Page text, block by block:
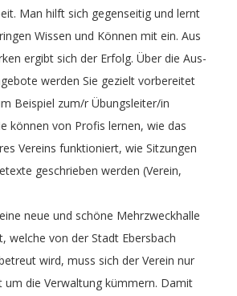
Man hilft sich gegenseitig und lernt
Wissen und Können mit ein. Aus
ergibt sich der Erfolg. Über die Aus-
werden Sie gezielt vorbereitet
Beispiel zum/r Übungsleiter/in
können von Profis lernen, wie das
Vereins funktioniert, wie Sitzungen
geschrieben werden (Verein,
neue und schöne Mehrzweckhalle
welche von der Stadt Ebersbach
wird, muss sich der Verein nur
um die Verwaltung kümmern. Damit